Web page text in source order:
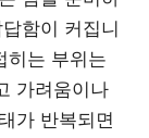
함이 커집니
히는 부위는
가려움이나
가 반복되면